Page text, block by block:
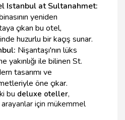
Istanbul at Sultanahmet:
yeniden
çıkan bu otel,
huzurlu bir kaçış sunar.
Nişantaşı'nın lüks
yakınlığı ile bilinen St.
tasarımı ve
öne çıkar.
bu deluxe oteller,
için mükemmel